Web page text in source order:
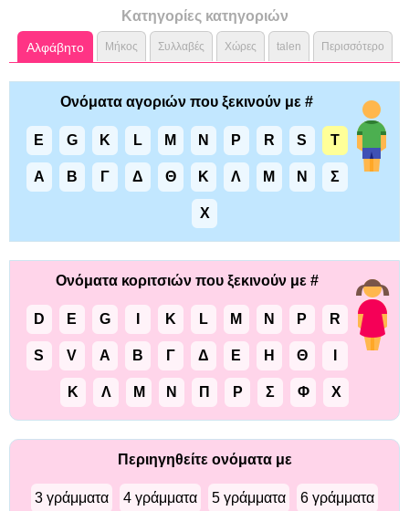
Κατηγορίες κατηγοριών
Αλφάβητο Μήκος Συλλαβές Χώρες talen Περισσότερο
Ονόματα αγοριών που ξεκινούν με #
E G K L M N P R S T
Α Β Γ Δ Θ Κ Λ Μ Ν Σ
Χ
Ονόματα κοριτσιών που ξεκινούν με #
D E G K L M N P R
S V Α Β Γ Δ Ε Η Θ
Κ Λ Μ Ν Π Ρ Σ Φ Χ
Περιηγηθείτε ονόματα με
3 γράμματα 4 γράμματα 5 γράμματα 6 γράμματα